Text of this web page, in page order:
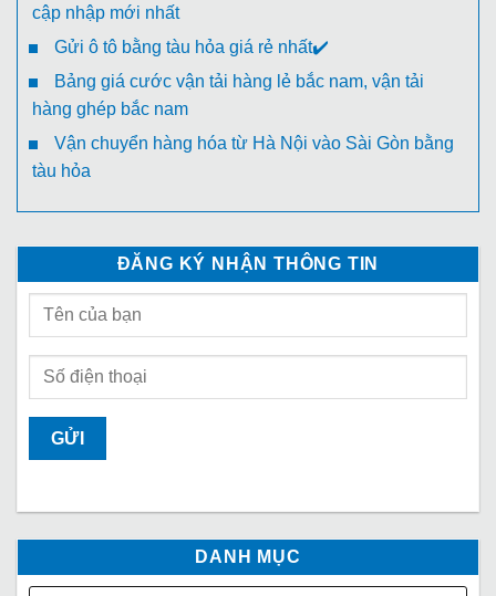
cập nhập mới nhất
Gửi ô tô bằng tàu hỏa giá rẻ nhất✔️
Bảng giá cước vận tải hàng lẻ bắc nam, vận tải
hàng ghép bắc nam
Vận chuyển hàng hóa từ Hà Nội vào Sài Gòn bằng
tàu hỏa
ĐĂNG KÝ NHẬN THÔNG TIN
DANH MỤC